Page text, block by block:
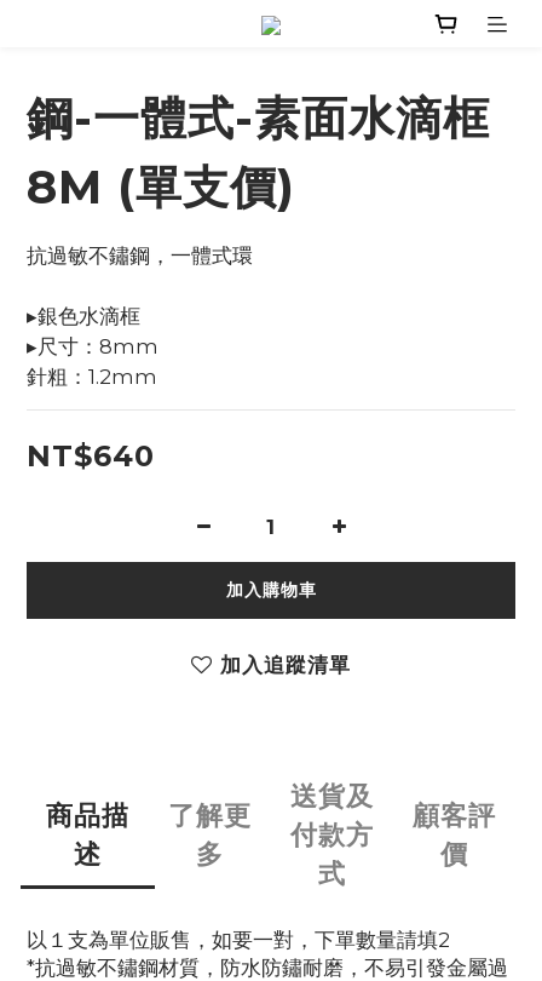
鋼-一體式-素面水滴框
8M (單支價)
抗過敏不鏽鋼，一體式環
▸銀色水滴框
▸尺寸：8mm
針粗：1.2mm
NT$640
加入購物車
加入追蹤清單
商品描
述
了解更
多
送貨及
付款方
式
顧客評
價
以１支為單位販售，如要一對，下單數量請填2
*抗過敏不鏽鋼材質，防水防鏽耐磨，不易引發金屬過